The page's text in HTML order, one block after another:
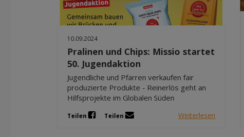
10.09.2024
Pralinen und Chips: Missio startet
50. Jugendaktion
Jugendliche und Pfarren verkaufen fair
produzierte Produkte - Reinerlös geht an
Hilfsprojekte im Globalen Süden
Teilen Teilen Weiterlesen